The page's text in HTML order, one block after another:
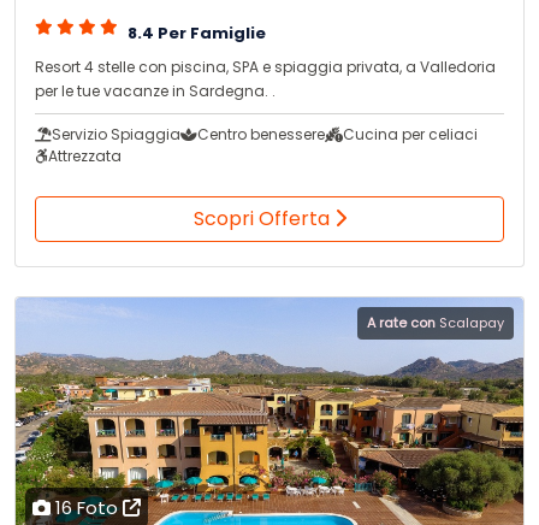
8.4 Per Famiglie
Resort 4 stelle con piscina, SPA e spiaggia privata, a Valledoria
per le tue vacanze in Sardegna. .
Servizio Spiaggia Centro benessere
Cucina per celiaci
Attrezzata
Scopri Offerta
16 Foto
A rate con Scalapay